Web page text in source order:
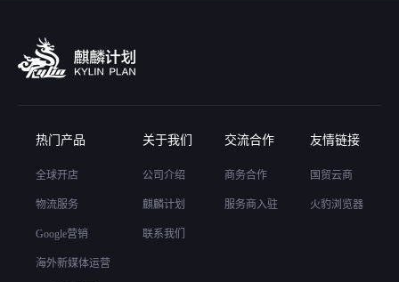
热门产品
全球开店
物流服务
Google营销
海外新媒体运营
关于我们
公司介绍
麒麟计划
联系我们
交流合作
商务合作
服务商入驻
友情链接
国贸云商
火豹浏览器